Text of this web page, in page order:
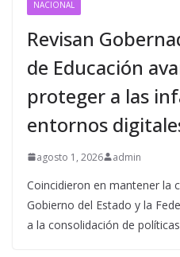
NACIONAL
Revisan
de Educación
proteger a las
entornos
agosto 1, 2026 admin
Coincidieron en mantener la
Gobierno del Estado y la
a la consolidación de